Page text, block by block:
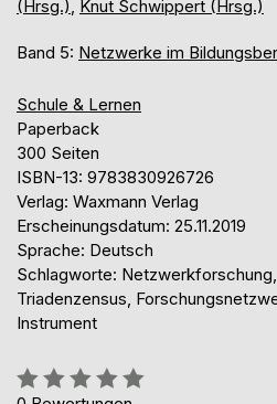
(Hrsg.), Knut Schwippert (Hrsg.)
Band 5: Netzwerke im
Schule & Lernen
Paperback
300 Seiten
ISBN-13: 9783830926726
Verlag: Waxmann Verlag
Erscheinungsdatum: 25.11.2019
Sprache: Deutsch
Schlagworte:
Triadenzensus,
Instrument
Bewertung::